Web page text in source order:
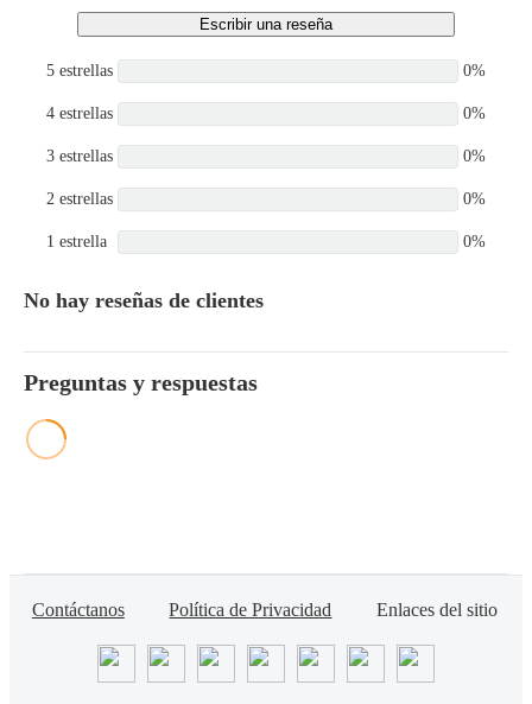
Escribir una reseña
5 estrellas 0%
4 estrellas 0%
3 estrellas 0%
2 estrellas 0%
1 estrella 0%
No hay reseñas de clientes
Preguntas y respuestas
Contáctanos Política de Privacidad Enlaces del sitio